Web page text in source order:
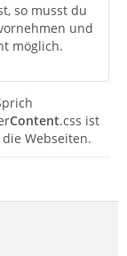
so musst du
und
möglich.
Content.css ist
Webseiten.